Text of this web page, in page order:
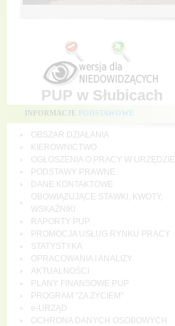
PUP w Słubicach
INFORMACJE PODSTAWOWE
OBSZAR DZIAŁANIA
KIEROWNICTWO
OGŁOSZENIA O PRACY W URZĘDZIE
PODSTAWY PRAWNE
DANE KONTAKTOWE
OBOWIĄZUJĄCE STAWKI, KWOTY,
WSKAŹNIKI
RAPORTY PUP
PROMOCJA USŁUG RYNKU PRACY
STATYSTYKA
OPRACOWANIA I ANALIZY
AKTUALNOŚCI
PLANY FINANSOWE PUP
PROGRAM "ZA ŻYCIEM"
e-URZĄD
OCHRONA DANYCH OSOBOWYCH